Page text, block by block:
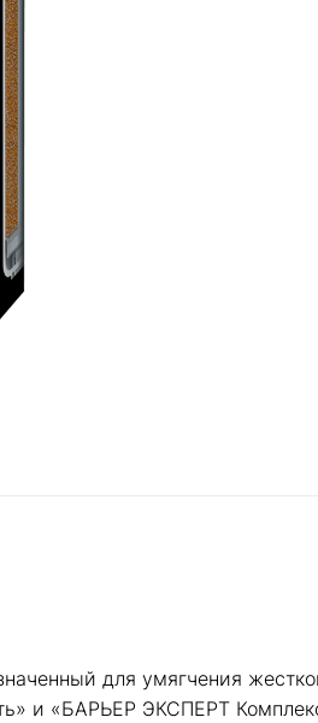
для умягчения
и «БАРЬЕР ЭКСПЕРТ